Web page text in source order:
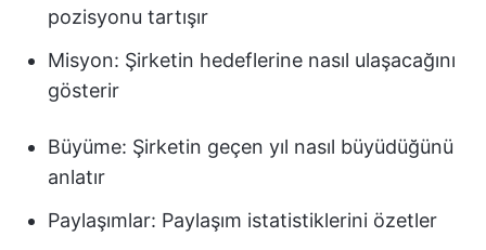
pozisyonu tartışır
Misyon: Şirketin hedeflerine nasıl ulaşacağını
gösterir
Büyüme: Şirketin geçen yıl nasıl büyüdüğünü
anlatır
Paylaşımlar: Paylaşım istatistiklerini özetler